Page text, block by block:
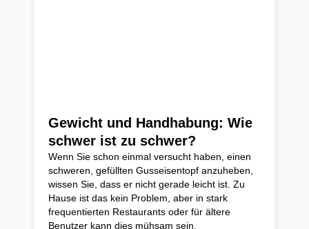
Gewicht und Handhabung: Wie
schwer ist zu schwer?
Wenn Sie schon einmal versucht haben, einen
schweren, gefüllten Gusseisentopf anzuheben,
wissen Sie, dass er nicht gerade leicht ist. Zu
Hause ist das kein Problem, aber in stark
frequentierten Restaurants oder für ältere
Benutzer kann dies mühsam sein.